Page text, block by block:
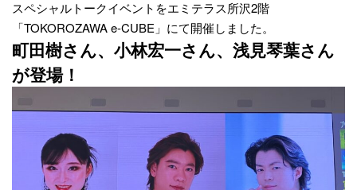
スペシャルトークイベントをエミテラス所沢2階
「TOKOROZAWA e-CUBE」にて開催しました。
町田樹さん、小林宏一さん、浅見琴葉さん
が登場！